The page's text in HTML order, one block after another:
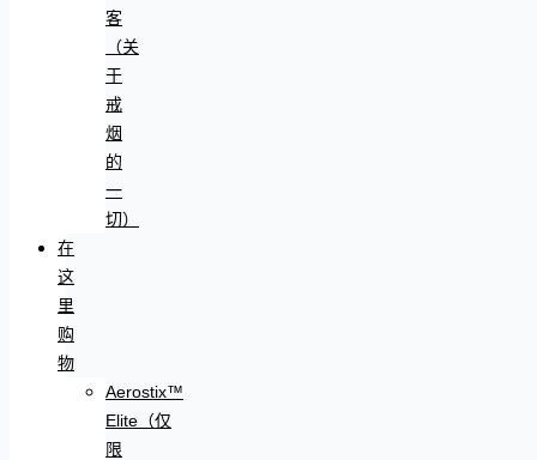
客
（关
于
戒
烟
的
一
切）
在
这
里
购
物
Aerostix™
Elite（仅
限